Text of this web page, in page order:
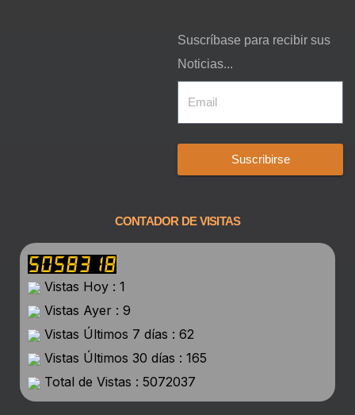
Suscríbase para recibir sus
Noticias...
Suscribirse
CONTADOR DE VISITAS
Vistas Hoy : 1
Vistas Ayer : 9
Vistas Últimos 7 días : 62
Vistas Últimos 30 días : 165
Total de Vistas : 5072037